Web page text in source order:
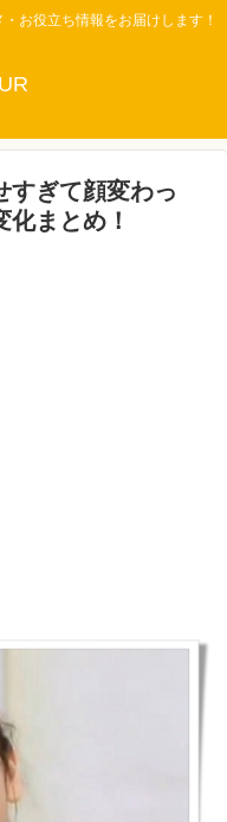
お役立ち情報をお届けします！
すぎて顔変わっ
まとめ！